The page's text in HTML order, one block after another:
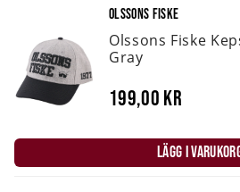
OLSSONS FISKE
Olssons Fiske
Gray
199,00 kr
LÄGG I